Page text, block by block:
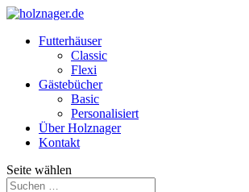
Futterhäuser
Classic
Flexi
Gästebücher
Basic
Personalisiert
Über Holznager
Kontakt
Seite wählen